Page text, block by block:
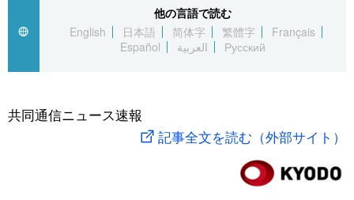
العربية
社会
旅と暮らし
文化
科学・技術
暮らし
お知らせ
他の言語で読む
English
日本語 简体字 繁體字
Français
Español
العربية Русский
共同通信ニュース速報
記事全文を読む（外部サイト）